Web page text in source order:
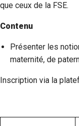
que ceux de la FSE.
Contenu
Présenter les
maternité, de
Inscription via la